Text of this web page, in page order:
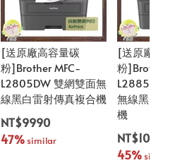
[送原廠高容量碳
粉]Brother MFC-
L2805DW 雙網雙面無
線黑白雷射傳真複合機
NT$9990
47% similar
[送原廠高
粉]Brother
L2885DW
無線黑白雷
機
NT$10990
45% similar